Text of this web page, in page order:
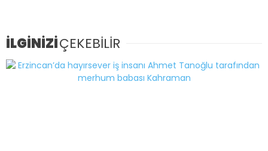
İLGİNİZİÇEKEBİLİR